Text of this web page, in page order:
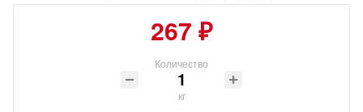
267 ₽
Количество
кг